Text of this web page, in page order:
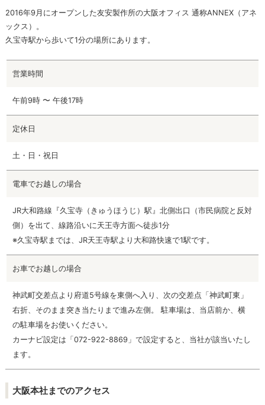
2016年9月にオープンした友安製作所の大阪オフィス 通称ANNEX（アネ
ックス）。
久宝寺駅から歩いて1分の場所にあります。
営業時間
午前9時 〜 午後17時
定休日
土・日・祝日
電車でお越しの場合
JR大和路線『久宝寺（きゅうほうじ）駅』北側出口（市民病院と反対
側）を出て、線路沿いに天王寺方面へ徒歩1分
※久宝寺駅までは、JR天王寺駅より大和路快速で1駅です。
お車でお越しの場合
神武町交差点より府道5号線を東側へ入り、次の交差点「神武町東」
右折、そのまま突き当たりまで進み左側。 駐車場は、当店前か、横
の駐車場をお使いください。
カーナビ設定は「072-922-8869」で設定すると、当社が該当いたし
ます。
大阪本社までのアクセス